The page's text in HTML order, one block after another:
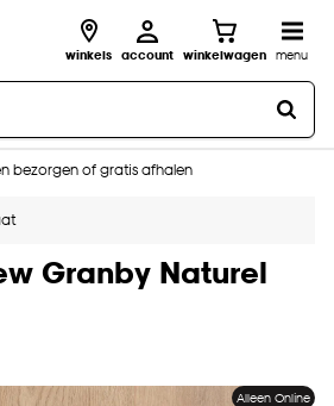
winkels account winkelwagen menu
bezorgen of gratis afhalen
advies en opmeten aan huis
Granby Naturel
Alleen Online